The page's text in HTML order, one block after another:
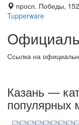
просп. Победы,
Tupperware
Ссылка на
Казань —
популярных